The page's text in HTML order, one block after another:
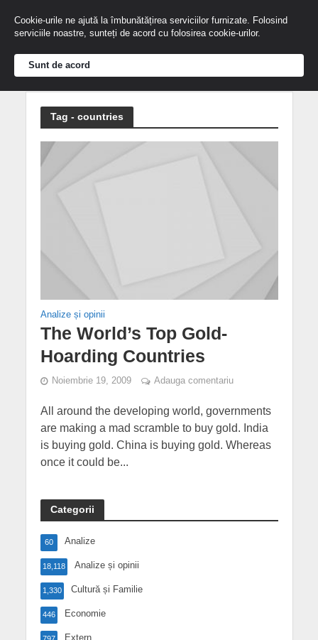
Tag - countries
Analize și opinii
The World’s Top Gold-
Hoarding Countries
Noiembrie 19, 2009 Adauga comentariu
All around the developing world, governments
are making a mad scramble to buy gold. India
is buying gold. China is buying gold. Whereas
once it could be...
Categorii
Analize
60
Analize și opinii
18,118
Cultură și Familie
1,330
Economie
446
Extern
Cookie-urile ne ajută la îmbunătățirea serviciilor furnizate. Folosind
serviciile noastre, sunteți de acord cu folosirea cookie-urilor.
Sunt de acord